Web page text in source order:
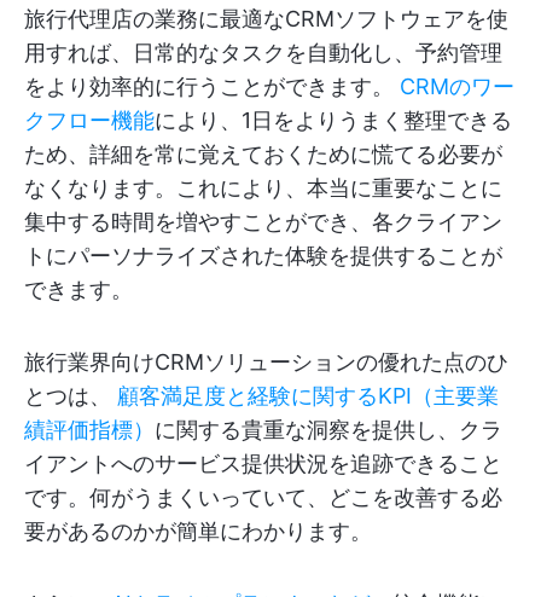
旅行代理店の業務に最適なCRMソフトウェアを使
用すれば、日常的なタスクを自動化し、予約管理
をより効率的に行うことができます。
CRMのワー
クフロー機能により、1日をよりうまく整理できる
ため、詳細を常に覚えておくために慌てる必要が
なくなります。これにより、本当に重要なことに
集中する時間を増やすことができ、各クライアン
トにパーソナライズされた体験を提供することが
できます。
旅行業界向けCRMソリューションの優れた点のひ
とつは、
顧客満足度と経験に関するKPI（主要業
績評価指標） に関する貴重な洞察を提供し、クラ
イアントへのサービス提供状況を追跡できること
です。何がうまくいっていて、どこを改善する必
要があるのかが簡単にわかります。